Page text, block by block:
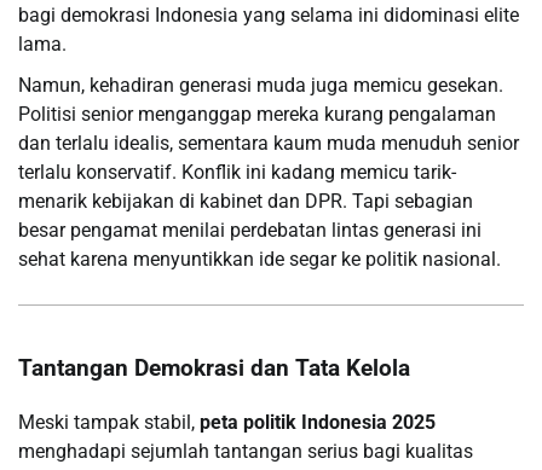
bagi demokrasi Indonesia yang selama ini didominasi elite
lama.
Namun, kehadiran generasi muda juga memicu gesekan.
Politisi senior menganggap mereka kurang pengalaman
dan terlalu idealis, sementara kaum muda menuduh senior
terlalu konservatif. Konflik ini kadang memicu tarik-
menarik kebijakan di kabinet dan DPR. Tapi sebagian
besar pengamat menilai perdebatan lintas generasi ini
sehat karena menyuntikkan ide segar ke politik nasional.
Tantangan Demokrasi dan Tata Kelola
Meski tampak stabil, peta politik Indonesia 2025
menghadapi sejumlah tantangan serius bagi kualitas